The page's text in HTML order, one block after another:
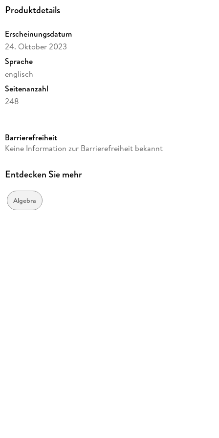
Produktdetails
Erscheinungsdatum
24. Oktober 2023
Sprache
englisch
Seitenanzahl
248
Autor/Autorin
Verlag/Hersteller
Abbildungen
XIV, 233 p. 1 illus.
Barrierefreiheit
Keine Information zur Barrierefreiheit bekannt
Entdecken Sie mehr
Algebra